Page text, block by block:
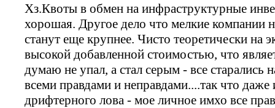
Хз.Квоты в обмен на инфраструктурные
хорошая. Другое дело что мелкие компании
станут еще крупнее. Чисто теоретически на
высокой добавленной стоимостью, что
думаю не упал, а стал серым - все
всеми правдами и неправдами....так что
дрифтерного лова - мое личное имхо все